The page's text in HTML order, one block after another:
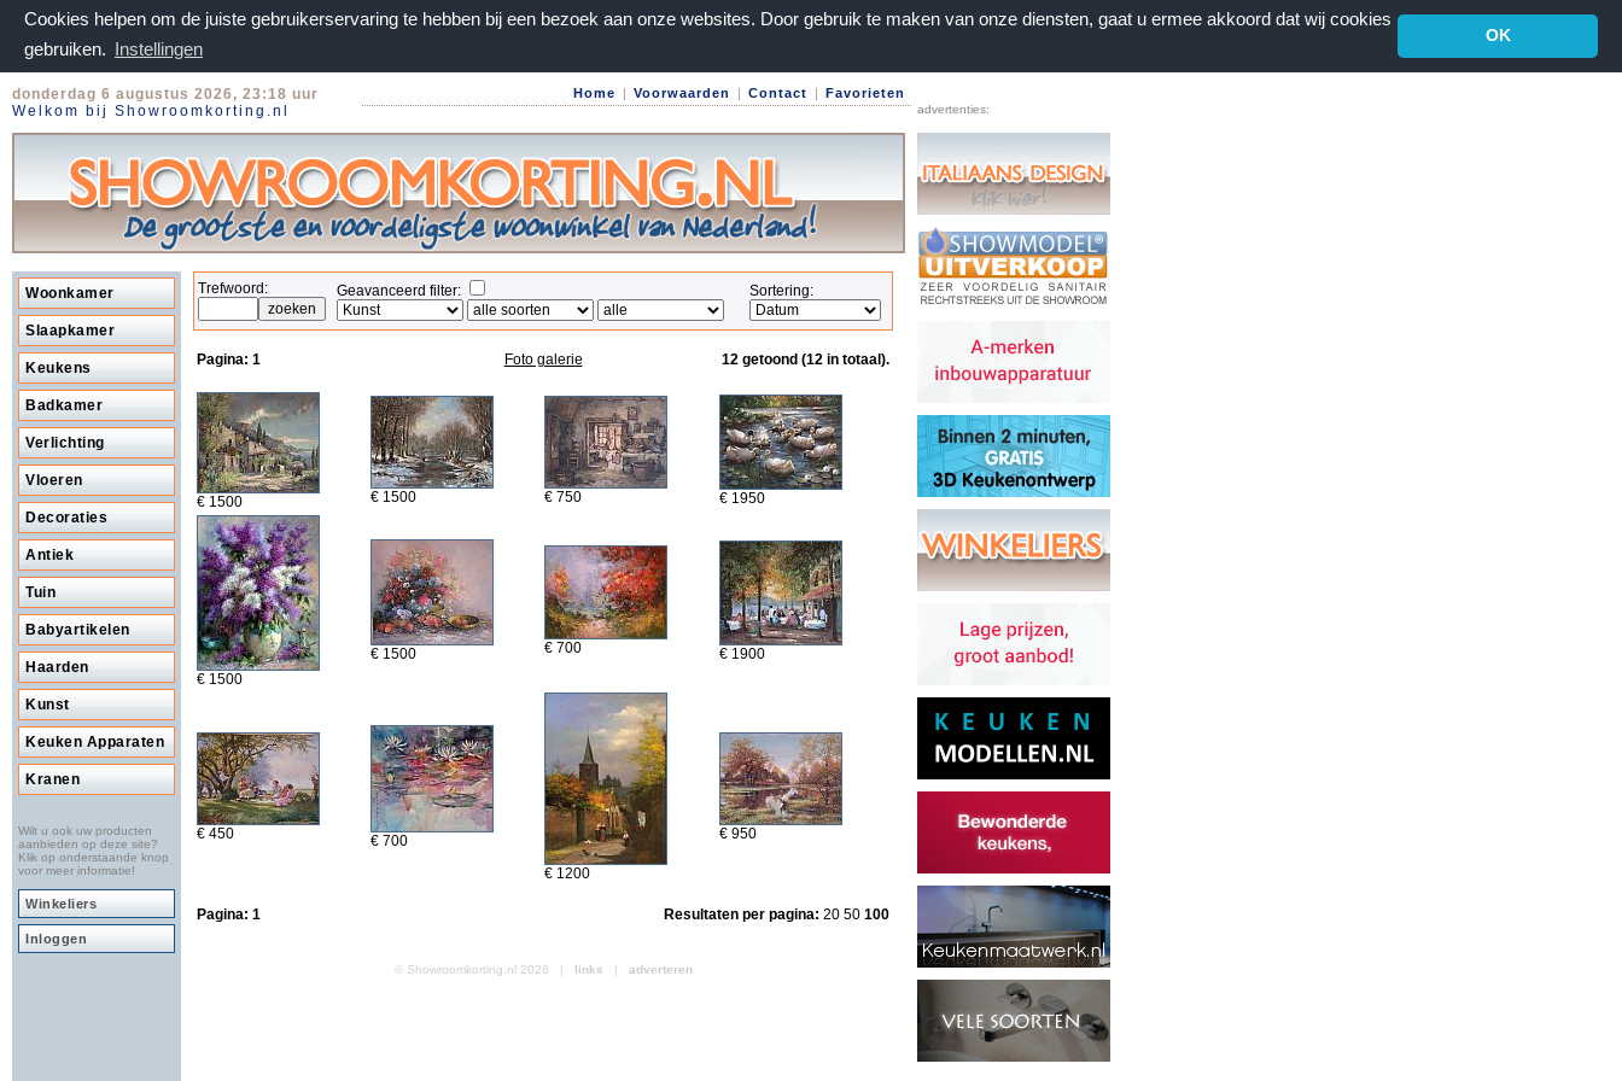
Cookies helpen om de juiste gebruikerservaring te hebben bij een bezoek aan onze websites. Door gebruik te maken van onze diensten, gaat u ermee akkoord dat wij cookies
gebruiken. Instellingen
OK
donderdag 6 augustus 2026, 23:18 uur
Welkom bij Showroomkorting.nl
Home | Voorwaarden | Contact | Favorieten
advertenties:
Woonkamer
Slaapkamer
Keukens
Badkamer
Verlichting
Vloeren
Decoraties
Antiek
Tuin
Babyartikelen
Haarden
Kunst
Keuken Apparaten
Kranen
Wilt u ook uw producten
aanbieden op deze site?
Klik op onderstaande knop
voor meer informatie!
Winkeliers
Inloggen
Trefwoord: Geavanceerd filter: Sortering:
Pagina: 1 Foto galerie 12 getoond (12 in totaal).
€ 1500 € 1500 € 750 € 1950
€ 1500
€ 1500 € 700 € 1900
€ 450
€ 700
€ 1200
€ 950
Pagina: 1 Resultaten per pagina: 20 50 100
© Showroomkorting.nl 2026 | links | adverteren